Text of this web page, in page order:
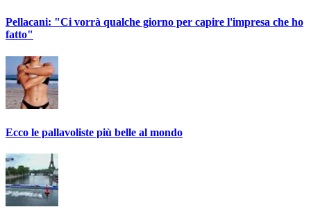
Pellacani: "Ci vorrà qualche giorno per capire l'impresa che ho
fatto"
Ecco le pallavoliste più belle al mondo